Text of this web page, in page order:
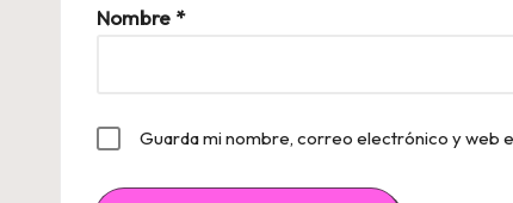
Nombre *
Guarda mi nombre, correo electrónico y web